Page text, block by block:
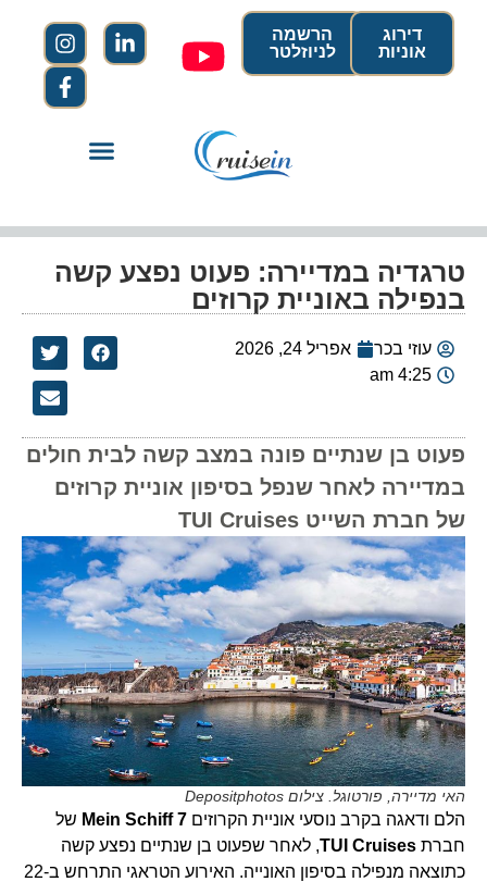
הרשמה
לניוזלטר
דירוג
אוניות
טרגדיה במדיירה: פעוט נפצע קשה
בנפילה באוניית קרוזים
עוזי בכר
אפריל 24, 2026
4:25 am
פעוט בן שנתיים פונה במצב קשה לבית חולים
במדיירה לאחר שנפל בסיפון אוניית קרוזים
של חברת השייט TUI Cruises
האי מדיירה, פורטוגל. צילום Depositphotos
הלם ודאגה בקרב נוסעי אוניית הקרוזיםMein Schiff 7של
חברתTUI Cruises, לאחר שפעוט בן שנתיים נפצע קשה
כתוצאה מנפילה בסיפון האונייה. האירוע הטראגי התרחש ב-22